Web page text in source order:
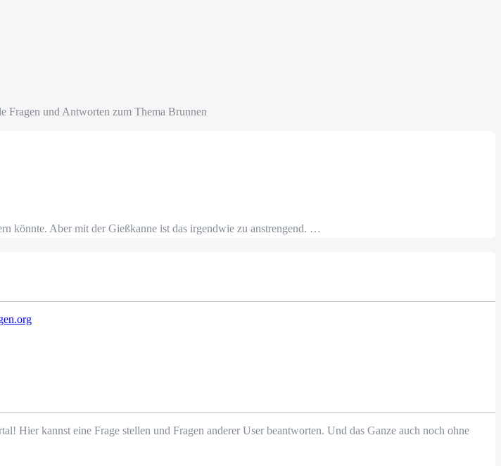
Fragen und Antworten zum Thema Brunnen
könnte. Aber mit der Gießkanne ist das irgendwie zu anstrengend. …
Hier kannst eine Frage stellen und Fragen anderer User beantworten. Und das Ganze auch noch ohne